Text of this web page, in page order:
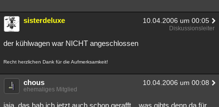
sisterdeluxe 10.04.2006 um 00:05
Diskussionsleiter
der kühlwagen war NICHT angeschlossen
Recht herzlichen Dank für die Aufmerksamkeit!
chous 10.04.2006 um 00:08
ehemaliges Mitglied
jaja, das hab ich jetzt auch schon gerafft... was gibts denn da für